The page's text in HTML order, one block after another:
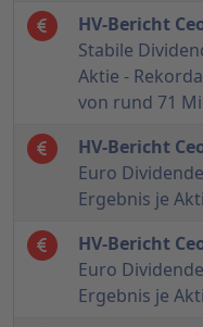
HV-Bericht
Stabile
Aktie -
von rund 71
HV-Bericht
Euro
Ergebnis je
HV-Bericht
Euro
Ergebnis je